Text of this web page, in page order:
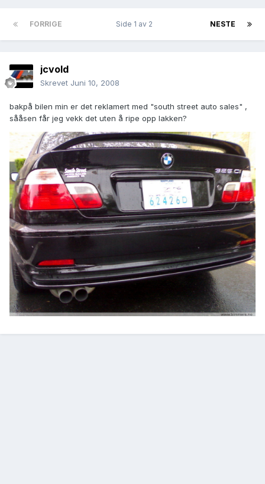
FORRIGE NESTE
Side 1 av 2
jcvold
Skrevet Juni 10, 2008
bakpå bilen min er det reklamert med "south street auto sales" ,
sååsen får jeg vekk det uten å ripe opp lakken?